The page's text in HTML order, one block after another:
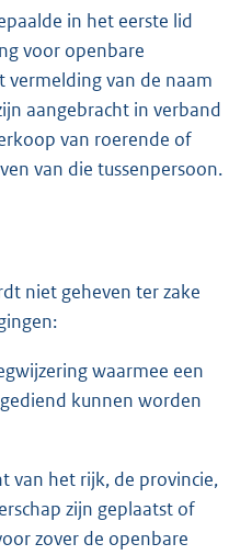
in het eerste lid
voor openbare
van de naam
aangebracht in verband
van roerende of
van die tussenpersoon.
niet geheven ter zake
waarmee een
kunnen worden
van het rijk, de provincie,
zijn geplaatst of
zover de openbare